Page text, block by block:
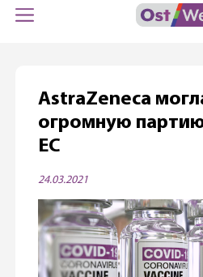
AstraZeneca
огромную
ЕС
24.03.2021